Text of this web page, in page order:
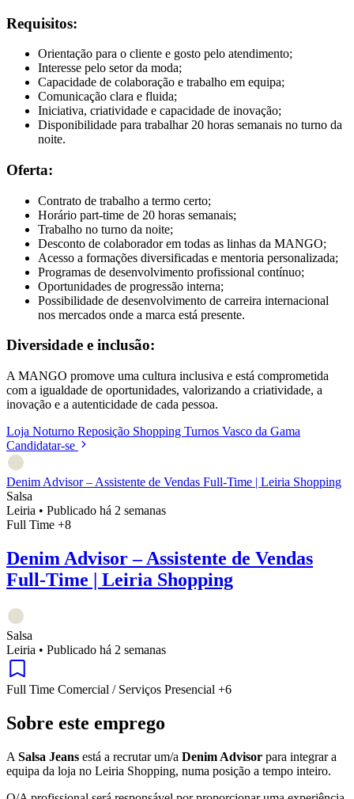
Requisitos:
Orientação para o cliente e gosto pelo atendimento;
Interesse pelo setor da moda;
Capacidade de colaboração e trabalho em equipa;
Comunicação clara e fluida;
Iniciativa, criatividade e capacidade de inovação;
Disponibilidade para trabalhar 20 horas semanais no turno da
noite.
Oferta:
Contrato de trabalho a termo certo;
Horário part-time de 20 horas semanais;
Trabalho no turno da noite;
Desconto de colaborador em todas as linhas da MANGO;
Acesso a formações diversificadas e mentoria personalizada;
Programas de desenvolvimento profissional contínuo;
Oportunidades de progressão interna;
Possibilidade de desenvolvimento de carreira internacional
nos mercados onde a marca está presente.
Diversidade e inclusão:
A MANGO promove uma cultura inclusiva e está comprometida
com a igualdade de oportunidades, valorizando a criatividade, a
inovação e a autenticidade de cada pessoa.
Loja Noturno Reposição Shopping Turnos Vasco da Gama
Candidatar-se
Denim Advisor – Assistente de Vendas Full-Time | Leiria Shopping
Salsa
Leiria • Publicado há 2 semanas
Full Time +8
Denim Advisor – Assistente de Vendas
Full-Time | Leiria Shopping
Salsa
Leiria • Publicado há 2 semanas
Full Time Comercial / Serviços Presencial +6
Sobre este emprego
A Salsa Jeans está a recrutar um/a Denim Advisor para integrar a
equipa da loja no Leiria Shopping, numa posição a tempo inteiro.